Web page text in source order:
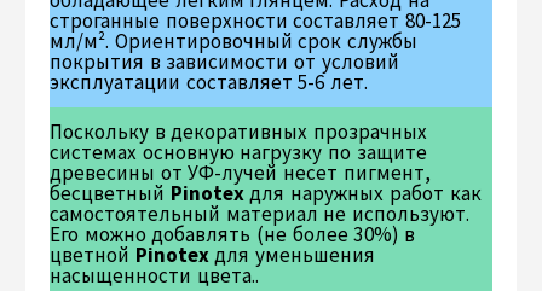
строганные поверхности составляет 80-125
мл/м². Ориентировочный срок службы
покрытия в зависимости от условий
эксплуатации составляет 5-6 лет.
Поскольку в декоративных прозрачных
системах основную нагрузку по защите
древесины от УФ-лучей несет пигмент,
бесцветный Pinotexдля наружных работ как
самостоятельный материал не используют.
Его можно добавлять (не более 30%) в
цветной Pinotexдля уменьшения
насыщенности цвета..